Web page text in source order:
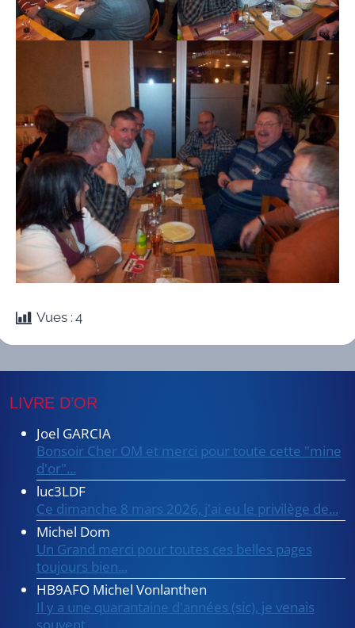
Vues : 4
LIVRE D’OR
Joel GARCIA
Bonsoir Cher OM et merci pour toute cette "mine
d'or"...
luc3LDF
Ce dimanche 8 mars 2026, j'ai eu le privilège de...
Michel Dom
Un Grand merci pour toutes ces belles pages
toujours bien...
HB9AFO Michel Vonlanthen
Il y a une quarantaine d'années (sic), je venais
souvent...